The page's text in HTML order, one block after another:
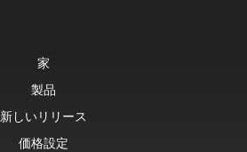
家
製品
新しいリリース
価格設定